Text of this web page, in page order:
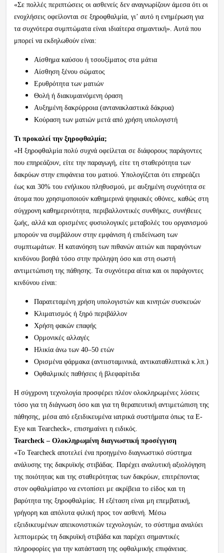
«Σε πολλές περιπτώσεις οι ασθενείς δεν αναγνωρίζουν άμεσα ότι οι
ενοχλήσεις οφείλονται σε ξηροφθαλμία, γι’ αυτό η ενημέρωση για
τα συχνότερα συμπτώματα είναι ιδιαίτερα σημαντική». Αυτά που
μπορεί να εκδηλωθούν είναι:
Αίσθημα καύσου ή τσουξίματος στα μάτια
Αίσθηση ξένου σώματος
Ερυθρότητα των ματιών
Θολή ή διακυμαινόμενη όραση
Αυξημένη δακρύρροια (αντανακλαστικά δάκρυα)
Κούραση των ματιών μετά από χρήση υπολογιστή
Τι προκαλεί την ξηροφθαλμία;
«Η ξηροφθαλμία πολύ συχνά οφείλεται σε διάφορους παράγοντες
που επηρεάζουν, είτε την παραγωγή, είτε τη σταθερότητα των
δακρύων στην επιφάνεια του ματιού. Υπολογίζεται ότι επηρεάζει
έως και 30% του ενήλικου πληθυσμού, με αυξημένη συχνότητα σε
άτομα που χρησιμοποιούν καθημερινά ψηφιακές οθόνες, καθώς στη
σύγχρονη καθημερινότητα, περιβαλλοντικές συνθήκες, συνήθειες
ζωής, αλλά και ορισμένες φυσιολογικές μεταβολές του οργανισμού
μπορούν να συμβάλουν στην εμφάνιση ή επιδείνωση των
συμπτωμάτων. Η κατανόηση των πιθανών αιτιών και παραγόντων
κινδύνου βοηθά τόσο στην πρόληψη όσο και στη σωστή
αντιμετώπιση της πάθησης. Τα συχνότερα αίτια και οι παράγοντες
κινδύνου είναι:
Παρατεταμένη χρήση υπολογιστών και κινητών συσκευών
Κλιματισμός ή ξηρό περιβάλλον
Χρήση φακών επαφής
Ορμονικές αλλαγές
Ηλικία άνω των 40–50 ετών
Ορισμένα φάρμακα (αντιισταμινικά, αντικαταθλιπτικά κ.λπ.)
Οφθαλμικές παθήσεις ή βλεφαρίτιδα
Η σύγχρονη τεχνολογία προσφέρει πλέον ολοκληρωμένες λύσεις
τόσο για τη διάγνωση όσο και για τη θεραπευτική αντιμετώπιση της
πάθησης, μέσα από εξειδικευμένα ιατρικά συστήματα όπως τα E-
Eye και Tearcheck», επισημαίνει η ειδικός.
Tearcheck – Ολοκληρωμένη διαγνωστική προσέγγιση
«Το Tearcheck αποτελεί ένα προηγμένο διαγνωστικό σύστημα
ανάλυσης της δακρυϊκής στιβάδας. Παρέχει αναλυτική αξιολόγηση
της ποιότητας και της σταθερότητας των δακρύων, επιτρέποντας
στον οφθαλμίατρο να εντοπίσει με ακρίβεια το είδος και τη
βαρύτητα της ξηροφθαλμίας. Η εξέταση είναι μη επεμβατική,
γρήγορη και απόλυτα φιλική προς τον ασθενή. Μέσω
εξειδικευμένων απεικονιστικών τεχνολογιών, το σύστημα αναλύει
λεπτομερώς τη δακρυϊκή στιβάδα και παρέχει σημαντικές
πληροφορίες για την κατάσταση της οφθαλμικής επιφάνειας.